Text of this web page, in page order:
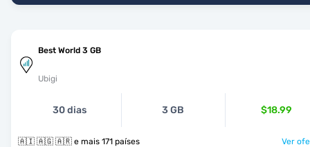
Best World 3 GB
Ubigi
30 dias 3 GB $18.99
🇦🇮 🇦🇬 🇦🇷 e mais 171 países Ver